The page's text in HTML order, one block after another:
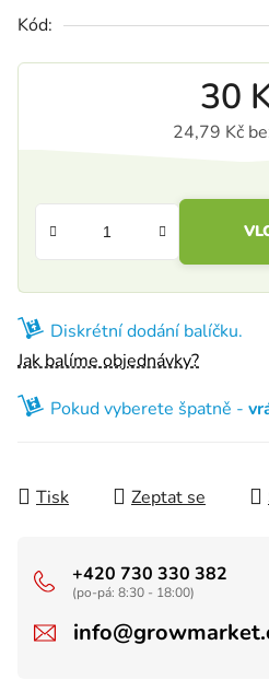
Kód:
30
24,79 Kč
Diskrétní dodání balíčku.
Jak balíme objednávky?
Pokud vyberete špatně -
Tisk Zeptat se
+420 730 330 382
(po-pá: 8:30 - 18:00)